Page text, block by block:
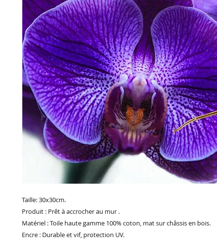
Taille: 30x30cm.
Produit : Prêt à accrocher au mur .
Matériel : Toile haute gamme 100% coton, mat sur châssis en bois.
Encre : Durable et vif, protection UV.